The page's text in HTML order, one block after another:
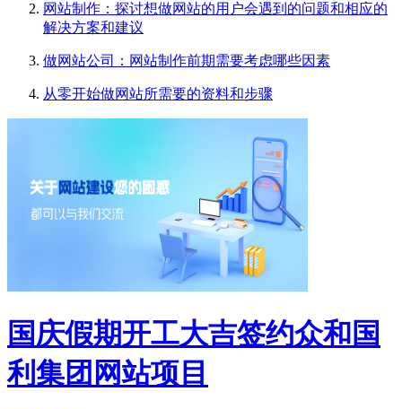
网站制作：探讨想做网站的用户会遇到的问题和相应的
解决方案和建议
做网站公司：网站制作前期需要考虑哪些因素
从零开始做网站所需要的资料和步骤
国庆假期开工大吉签约众和国
利集团网站项目